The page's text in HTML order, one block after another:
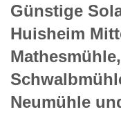
Günstige
Huisheim
Neumühle